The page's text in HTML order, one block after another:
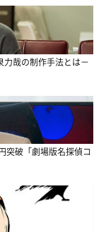
力哉の制作手法とは－
突破「劇場版名探偵コ